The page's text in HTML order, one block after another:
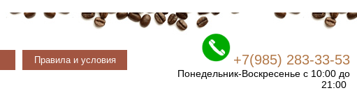
Правила и условия +7(985) 283-33-53
Понедельник-Воскресенье с 10:00 до
21:00